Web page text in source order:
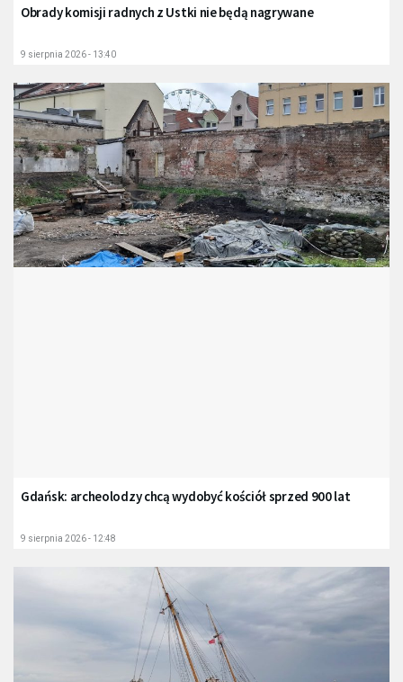
Obrady komisji radnych z Ustki nie będą nagrywane
9 sierpnia 2026 - 13:40
Gdańsk: archeolodzy chcą wydobyć kościół sprzed 900 lat
9 sierpnia 2026 - 12:48